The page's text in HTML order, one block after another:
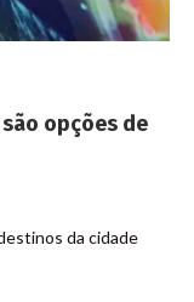
opções de
da cidade